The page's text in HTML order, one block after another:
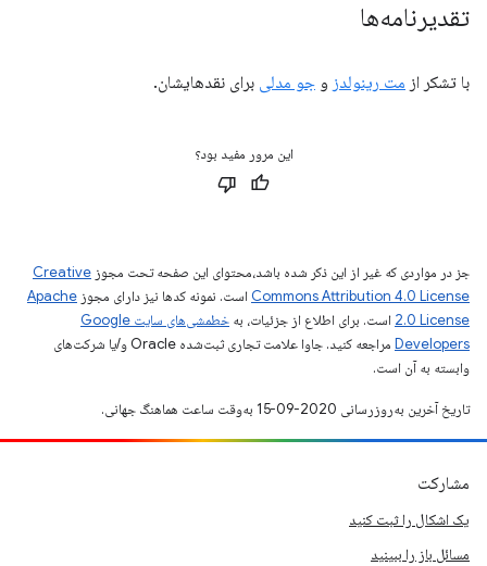
تقدیرنامه‌ها
با تشکر از مت رینولدز و جو مدلی برای نقدهایشان.
این مرور مفید بود؟
جز در مواردی که غیر از این ذکر شده باشد،‌محتوای این صفحه تحت مجوز Creative
Commons Attribution 4.0 License است. نمونه کدها نیز دارای مجوز Apache
2.0 License است. برای اطلاع از جزئیات، به
خطمشی‌های سایت Google
Developers‏
مراجعه کنید. جاوا علامت تجاری ثبت‌شده Oracle و/یا شرکت‌های
وابسته به آن است.
تاریخ آخرین به‌روزرسانی 2020-09-15 به‌وقت ساعت هماهنگ جهانی.
مشارکت
یک اشکال را ثبت کنید
مسائل باز را ببینید